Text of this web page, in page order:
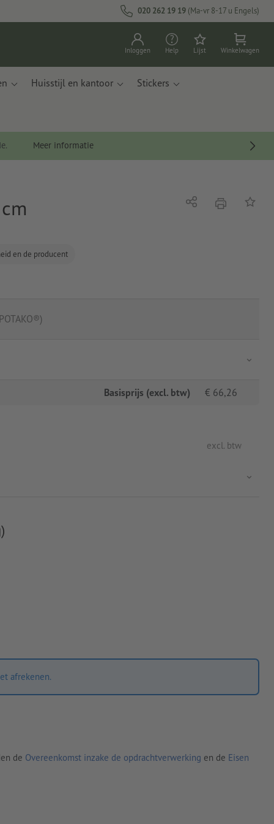
020 262 19 19 (Ma-vr 8-17 u Engels)
Inloggen Help Lijst Winkelwagen
Huisstijl en kantoor Stickers
Meer informatie
en de producent
Delen afdrukkenOp de
Basisprijs (excl. btw) € 66,26
excl. btw
afrekenen.
de Overeenkomst inzake de opdrachtverwerking en de Eisen